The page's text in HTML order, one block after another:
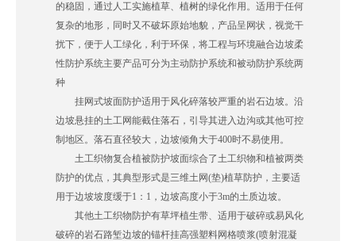
的稳固，通过人工实施植草、植树的绿化作用。适用于任何
复杂的地形，同时又不破坏原始地貌，产品呈网状，视觉干
扰下，便于人工绿化，利于环保，将工程与环境融合边坡柔
性防护系统主要产品可分为主动防护系统和被动防护系统两
种
挂网式坡面防护适用于风化碎落较严重的岩石边坡。沿
边坡悬挂的土工网能截住落石，引导其进入边沟或其他可控
制地区。落石直径较大，边坡倾角大于400时不易使用。
土工织物复合植被防护坡面综合了土工织物和植被两类
防护的优点，其典型形式是三维土网(垫)植草防护，主要适
用于边坡坡度缓于1：1，边坡高度小于3m的土质边坡。
其他土工织物防护有草坪植生带、适用于破碎或易风化
破碎的岩石路堑边坡的锚杆挂高强塑料网格喷浆(喷射混凝